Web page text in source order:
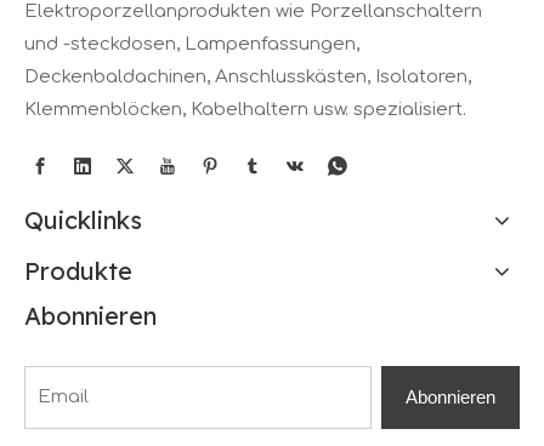
Elektroporzellanprodukten wie Porzellanschaltern
und -steckdosen, Lampenfassungen,
Deckenbaldachinen, Anschlusskästen, Isolatoren,
Klemmenblöcken, Kabelhaltern usw. spezialisiert.
Quicklinks
Produkte
Abonnieren
Abonnieren